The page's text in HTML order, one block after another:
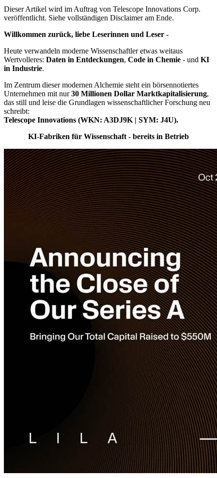
Dieser Artikel wird im Auftrag von Telescope Innovations Corp.
veröffentlicht. Siehe vollständigen Disclaimer am Ende.
Willkommen zurück, liebe Leserinnen und Leser -
Heute verwandeln moderne Wissenschaftler etwas weitaus
Wertvolleres: Daten in Entdeckungen, Code in Chemie - und KI
in Industrie.
Im Zentrum dieser modernen Alchemie steht ein börsennotiertes
Unternehmen mit nur30 Millionen Dollar Marktkapitalisierung,
das still und leise die Grundlagen wissenschaftlicher Forschung neu
schreibt:
Telescope Innovations (WKN: A3DJ9K | SYM: J4U).
KI-Fabriken für Wissenschaft - bereits in Betrieb